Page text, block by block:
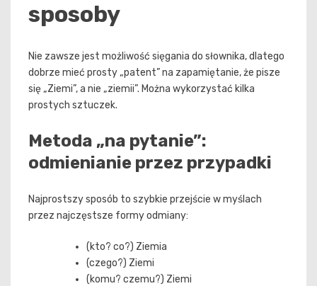
sposoby
Nie zawsze jest możliwość sięgania do słownika, dlatego
dobrze mieć prosty „patent” na zapamiętanie, że pisze
się „Ziemi”, a nie „ziemii”. Można wykorzystać kilka
prostych sztuczek.
Metoda „na pytanie”:
odmienianie przez przypadki
Najprostszy sposób to szybkie przejście w myślach
przez najczęstsze formy odmiany:
(kto? co?) Ziemia
(czego?) Ziemi
(komu? czemu?) Ziemi